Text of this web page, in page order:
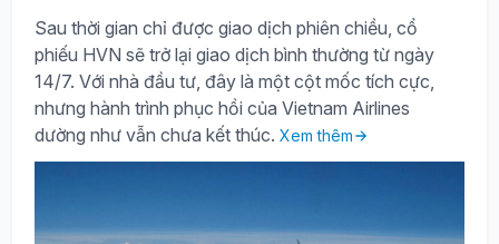
Sau thời gian chỉ được giao dịch phiên chiều, cổ
phiếu HVN sẽ trở lại giao dịch bình thường từ ngày
14/7. Với nhà đầu tư, đây là một cột mốc tích cực,
nhưng hành trình phục hồi của Vietnam Airlines
dường như vẫn chưa kết thúc. Xem thêm